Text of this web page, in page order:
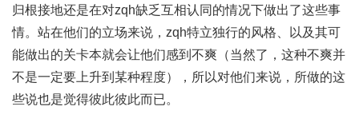
归根接地还是在对zqh缺乏互相认同的情况下做出了这些事
情。站在他们的立场来说，zqh特立独行的风格、以及其可
能做出的关卡本就会让他们感到不爽（当然了，这种不爽并
不是一定要上升到某种程度），所以对他们来说，所做的这
些说也是觉得彼此彼此而已。